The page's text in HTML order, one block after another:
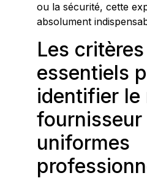
ou la sécurité, cette
absolument
Les critères
essentiels
identifier le
fournisseur
uniformes